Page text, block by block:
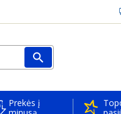
Prekės į